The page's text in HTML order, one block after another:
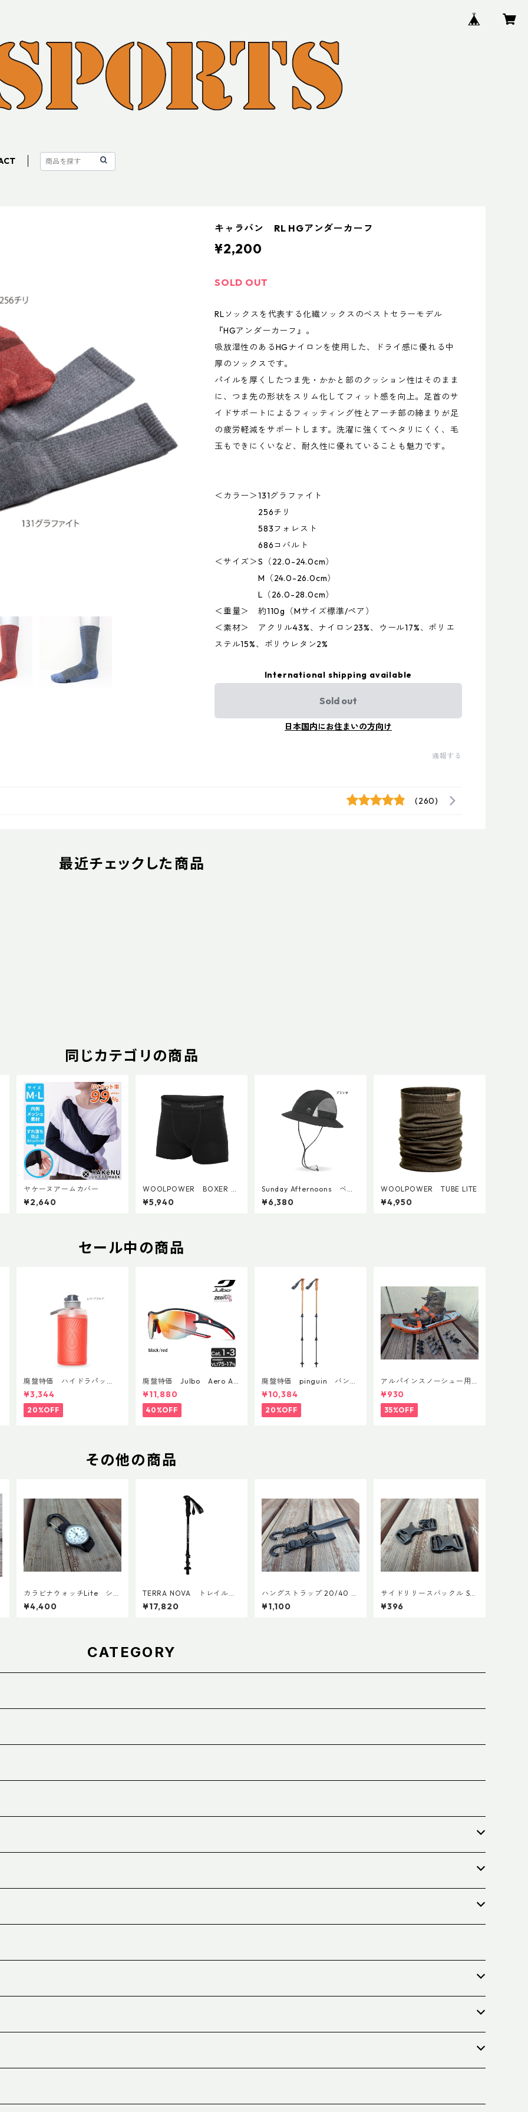
キャラバン RL HGアンダーカーフ
¥2,200
SOLD OUT
RLソックスを代表する化繊ソックスのベストセラーモデル
『HGアンダーカーフ』。
吸放湿性のあるHGナイロンを使用した、ドライ感に優れる中
厚のソックスです。
パイルを厚くしたつま先・かかと部のクッション性はそのまま
に、つま先の形状をスリム化してフィット感を向上。足首のサ
イドサポートによるフィッティング性とアーチ部の締まりが足
の疲労軽減をサポートします。洗濯に強くてヘタリにくく、毛
玉もできにくいなど、耐久性に優れていることも魅力です。
＜カラー＞131グラファイト
256チリ
583フォレスト
686コバルト
＜サイズ＞S（22.0-24.0cm）
M（24.0-26.0cm）
L（26.0-28.0cm）
＜重量＞ 約110g（Mサイズ標準/ペア）
＜素材＞ アクリル43%、ナイロン23%、ウール17%、ポリエ
ステル15%、ポリウレタン2%
International shipping available
Sold out
日本国内にお住まいの方向け
通報する
(260)
最近チェックした商品
同じカテゴリの商品
ヤケーヌアームカバー
¥2,640
WOOLPOWER BOXER LI
TE
¥5,940
Sunday Afternoons ベイ
パーライトテンポバケット
¥6,380
WOOLPOWER TUBE LITE
¥4,950
セール中の商品
廃盤特価 ハイドラパッ
ク フラックス 750ml
¥3,344
20%OFF
廃盤特価 Julbo Aero Asi
anFit
¥11,880
40%OFF
廃盤特価 pinguin バンブ
ーFLフォーム(ペア)
¥10,384
20%OFF
アルパインスノーシュー用
ストラップキャッチ(ペア)
¥930
35%OFF
その他の商品
カラビナウォッチLite シチ
ズンQ＆Q アナログソーラ
ー
¥4,400
TERRA NOVA トレイルカ
ーボンADDカスタム Ver.2
(ペア)
¥17,820
ハングストラップ 20/40 (1
本)
¥1,100
サイドリリースバックル SR
GMD 両引き 20mm (２個)
¥396
CATEGORY